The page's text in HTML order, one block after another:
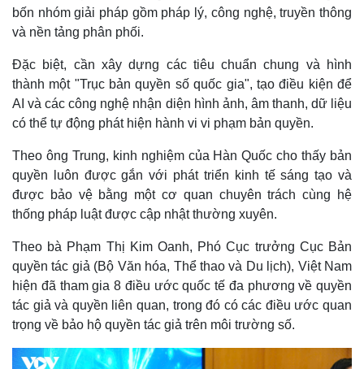
bốn nhóm giải pháp gồm pháp lý, công nghệ, truyền thông
và nền tảng phân phối.
Đặc biệt, cần xây dựng các tiêu chuẩn chung và hình
thành một "Trục bản quyền số quốc gia", tạo điều kiện để
AI và các công nghệ nhận diện hình ảnh, âm thanh, dữ liệu
có thể tự động phát hiện hành vi vi phạm bản quyền.
Theo ông Trung, kinh nghiệm của Hàn Quốc cho thấy bản
quyền luôn được gắn với phát triển kinh tế sáng tạo và
được bảo vệ bằng một cơ quan chuyên trách cùng hệ
thống pháp luật được cập nhật thường xuyên.
Theo bà Phạm Thị Kim Oanh, Phó Cục trưởng Cục Bản
quyền tác giả (Bộ Văn hóa, Thể thao và Du lịch), Việt Nam
hiện đã tham gia 8 điều ước quốc tế đa phương về quyền
tác giả và quyền liên quan, trong đó có các điều ước quan
trọng về bảo hộ quyền tác giả trên môi trường số.